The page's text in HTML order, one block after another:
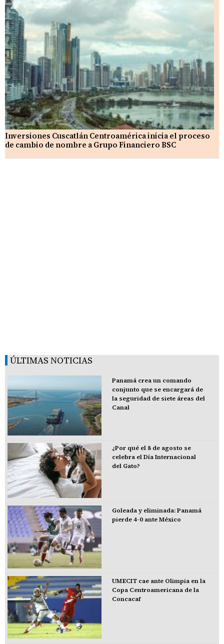
Inversiones Cuscatlán Centroamérica inicia el proceso
de cambio de nombre a Grupo Financiero BSC
ÚLTIMAS NOTICIAS
Panamá crea un comando
conjunto que se encargará de
la seguridad de siete áreas del
Canal
¿Por qué el 8 de agosto se
celebra el Día Internacional
del Gato?
Goleada y eliminada: Panamá
pierde 4-0 ante México
UMECIT cae ante Olimpia en la
Copa Centroamericana de la
Concacaf